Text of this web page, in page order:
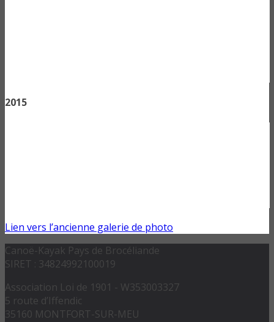
2015
Lien vers l’ancienne galerie de photo
Canoë-Kayak Pays de Brocéliande
SIRET : 34824992100019
Association Loi de 1901 - W353003327
5 route d’Iffendic
35160 MONTFORT-SUR-MEU